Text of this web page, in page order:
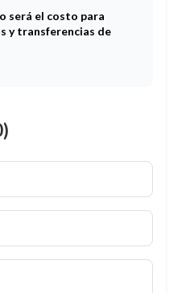
será el costo para
y transferencias de